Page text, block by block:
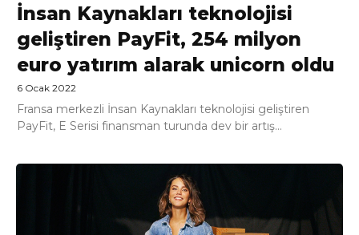
İnsan Kaynakları teknolojisi
geliştiren PayFit, 254 milyon
euro yatırım alarak unicorn oldu
6 Ocak 2022
Fransa merkezli İnsan Kaynakları teknolojisi geliştiren
PayFit, E Serisi finansman turunda dev bir artış...